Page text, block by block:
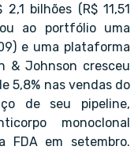
bilhões (R$ 11,51
ao portfólio uma
e uma plataforma
& Johnson cresceu
5,8% nas vendas do
de seu pipeline,
monoclonal
FDA em setembro.